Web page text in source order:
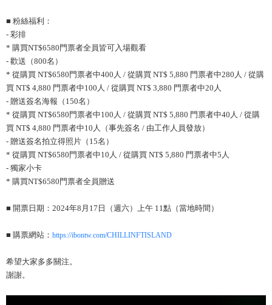
■ 粉絲福利：
- 彩排
* 購買NT$6580門票者全員皆可入場觀看
- 歡送（800名）
* 從購買 NT$6580門票者中400人 / 從購買 NT$ 5,880 門票者中280人 / 從購
買 NT$ 4,880 門票者中100人 / 從購買 NT$ 3,880 門票者中20人
- 贈送簽名海報（150名）
* 從購買 NT$6580門票者中100人 / 從購買 NT$ 5,880 門票者中40人 / 從購
買 NT$ 4,880 門票者中10人（事先簽名 / 由工作人員發放）
- 贈送簽名拍立得照片（15名）
* 從購買 NT$6580門票者中10人 / 從購買 NT$ 5,880 門票者中5人
- 獨家小卡
* 購買NT$6580門票者全員贈送
■ 開票日期：2024年8月17日（週六）上午 11點（當地時間）
■ 購票網站： https://ibontw.com/CHILLINFTISLAND
希望大家多多關注。
謝謝。